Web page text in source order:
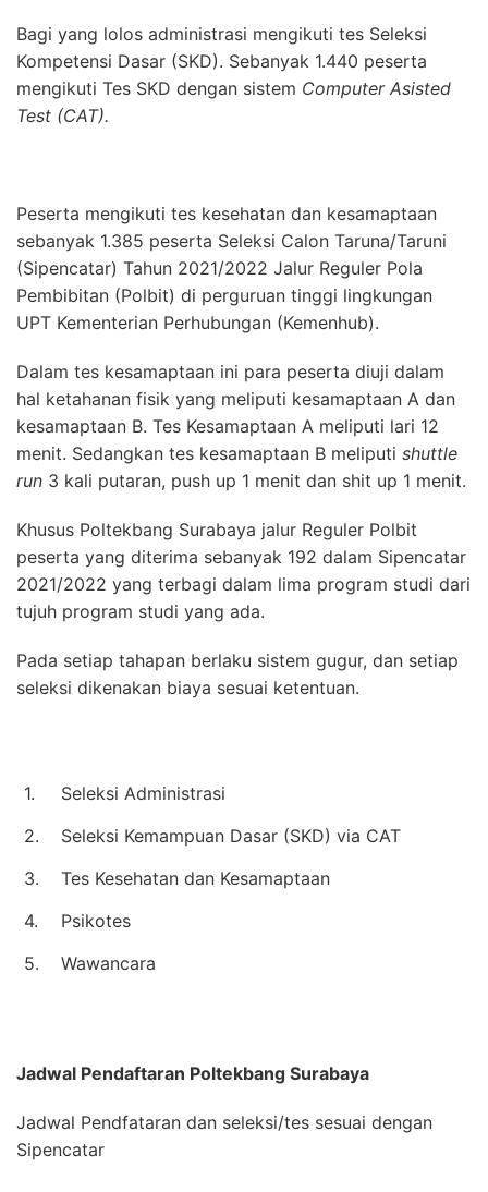
Bagi yang lolos administrasi mengikuti tes Seleksi
Kompetensi Dasar (SKD). Sebanyak 1.440 peserta
mengikuti Tes SKD dengan sistem Computer Asisted
Test (CAT).
Peserta mengikuti tes kesehatan dan kesamaptaan
sebanyak 1.385 peserta Seleksi Calon Taruna/Taruni
(Sipencatar) Tahun 2021/2022 Jalur Reguler Pola
Pembibitan (Polbit) di perguruan tinggi lingkungan
UPT Kementerian Perhubungan (Kemenhub).
Dalam tes kesamaptaan ini para peserta diuji dalam
hal ketahanan fisik yang meliputi kesamaptaan A dan
kesamaptaan B. Tes Kesamaptaan A meliputi lari 12
menit. Sedangkan tes kesamaptaan B meliputi shuttle
run 3 kali putaran, push up 1 menit dan shit up 1 menit.
Khusus Poltekbang Surabaya jalur Reguler Polbit
peserta yang diterima sebanyak 192 dalam Sipencatar
2021/2022 yang terbagi dalam lima program studi dari
tujuh program studi yang ada.
Pada setiap tahapan berlaku sistem gugur, dan setiap
seleksi dikenakan biaya sesuai ketentuan.
1.
Seleksi Administrasi
2.
Seleksi Kemampuan Dasar (SKD) via CAT
3.
Tes Kesehatan dan Kesamaptaan
4.
Psikotes
5.
Wawancara
Jadwal Pendaftaran Poltekbang Surabaya
Jadwal Pendfataran dan seleksi/tes sesuai dengan
Sipencatar